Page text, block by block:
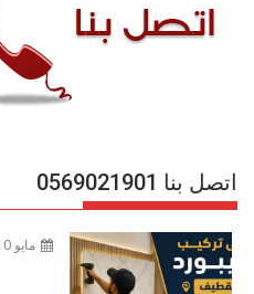
اتصل بنا 0569021901
مايو 10, 2026